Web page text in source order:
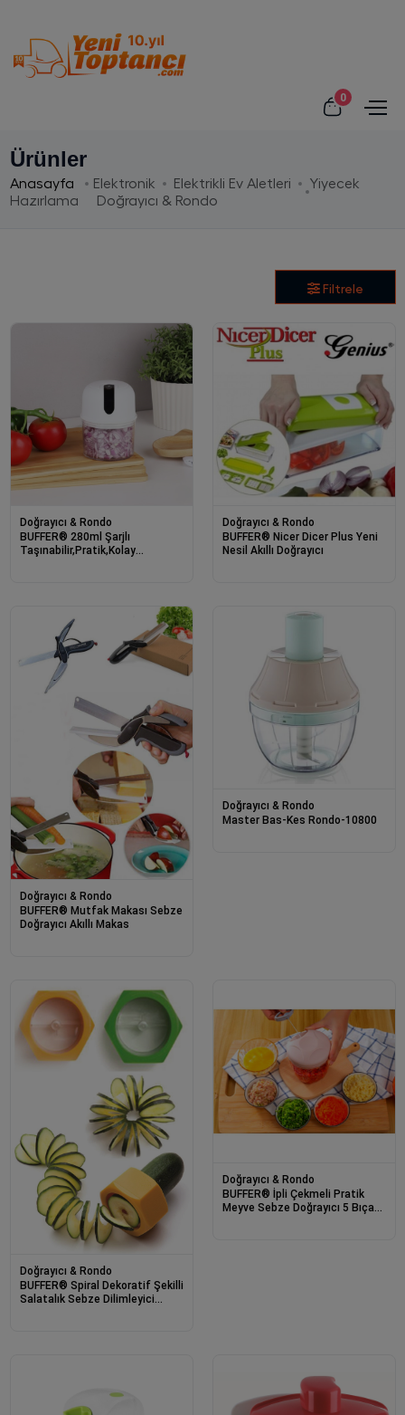
0
Ürünler
Anasayfa Elektronik Elektrikli Ev Aletleri
Yiyecek
Hazırlama
Doğrayıcı & Rondo
Filtrele
Doğrayıcı & Rondo
BUFFER® 280ml Şarjlı
Taşınabilir,Pratik,Kolay
Doğrayıcı & Rondo
BUFFER® Nicer Dicer Plus Yeni
Nesil Akıllı Doğrayıcı
Doğrayıcı & Rondo
BUFFER® Mutfak Makası Sebze
Doğrayıcı Akıllı Makas
Doğrayıcı & Rondo
Master Bas-Kes Rondo-10800
Doğrayıcı & Rondo
BUFFER® Spiral Dekoratif Şekilli
Salatalık Sebze Dilimleyici
Doğrayıcı & Rondo
BUFFER® İpli Çekmeli Pratik
Meyve Sebze Doğrayıcı 5 Bıçaklı